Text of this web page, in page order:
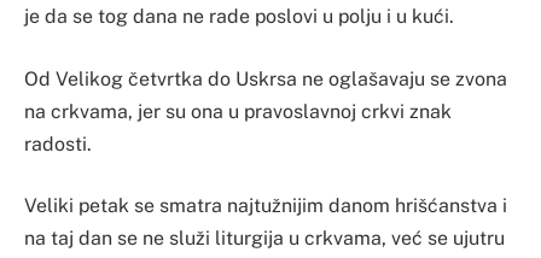
je da se tog dana ne rade poslovi u polju i u kući.
Od Velikog četvrtka do Uskrsa ne oglašavaju se zvona
na crkvama, jer su ona u pravoslavnoj crkvi znak
radosti.
Veliki petak se smatra najtužnijim danom hrišćanstva i
na taj dan se ne služi liturgija u crkvama, već se ujutru